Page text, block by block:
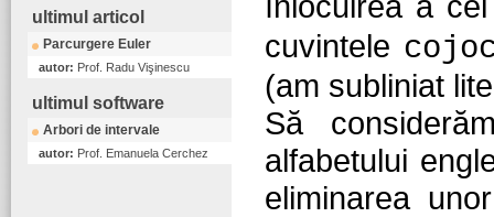
ultimul articol
Parcurgere Euler
autor: Prof. Radu Vişinescu
ultimul software
Arbori de intervale
autor: Prof. Emanuela Cerchez
cuvintele
(am subliniat
Să
alfabetului
eliminarea